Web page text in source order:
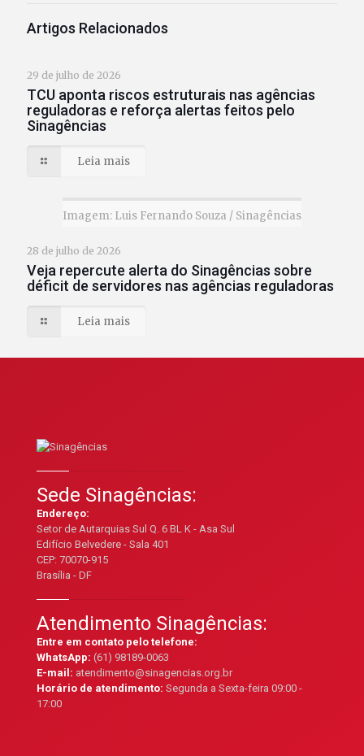
Artigos Relacionados
29 de julho de 2026
TCU aponta riscos estruturais nas agências
reguladoras e reforça alertas feitos pelo
Sinagências
Leia mais
Imagem: Luis Fernando Souza / Sinagências
28 de julho de 2026
Veja repercute alerta do Sinagências sobre
déficit de servidores nas agências reguladoras
Leia mais
Sede Sinagências:
Endereço:
Setor de Autarquias Sul Q. 6 BL K - Asa Sul
Edifício Belvedere - Sala 401
CEP: 70070-915
Brasília - DF
Atendimento Sinagências:
Entre em contato pelo telefone:
WhatsApp: (61) 98189-0063
E-mail: atendimento@sinagencias.org.br
Horário de atendimento: Segunda a Sexta-feira 09:00 -
17:00